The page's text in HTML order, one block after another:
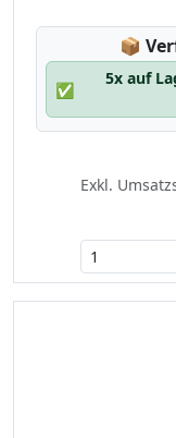
📦
✅
5x auf
Exkl.